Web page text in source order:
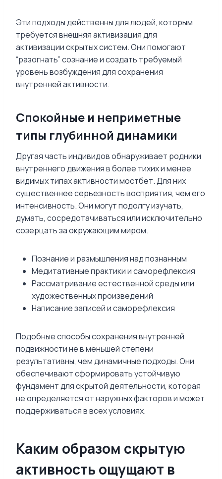
Эти подходы действенны для людей, которым
требуется внешняя активизация для
активизации скрытых систем. Они помогают
“разогнать” сознание и создать требуемый
уровень возбуждения для сохранения
внутренней активности.
Спокойные и неприметные
типы глубинной динамики
Другая часть индивидов обнаруживает родники
внутреннего движения в более тихих и менее
видимых типах активности мостбет. Для них
существеннее серьезность восприятия, чем его
интенсивность. Они могут подолгу изучать,
думать, сосредотачиваться или исключительно
созерцать за окружающим миром.
Познание и размышления над познанным
Медитативные практики и саморефлексия
Рассматривание естественной среды или
художественных произведений
Написание записей и саморефлексия
Подобные способы сохранения внутренней
подвижности не в меньшей степени
результативны, чем динамичные подходы. Они
обеспечивают сформировать устойчивую
фундамент для скрытой деятельности, которая
не определяется от наружных факторов и может
поддерживаться в всех условиях.
Каким образом скрытую
активность ощущают в